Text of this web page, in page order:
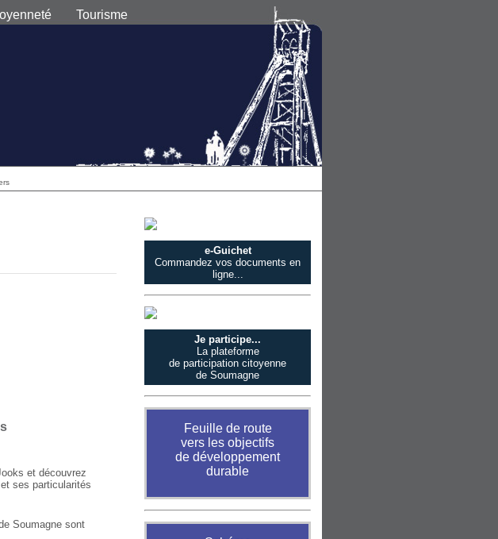
Tourisme
et découvrez
ses particularités
Soumagne sont
e-Guichet
Commandez vos documents en
ligne...
Je participe...
La plateforme
de participation citoyenne
de Soumagne
Feuille de route
vers les objectifs
de développement
durable